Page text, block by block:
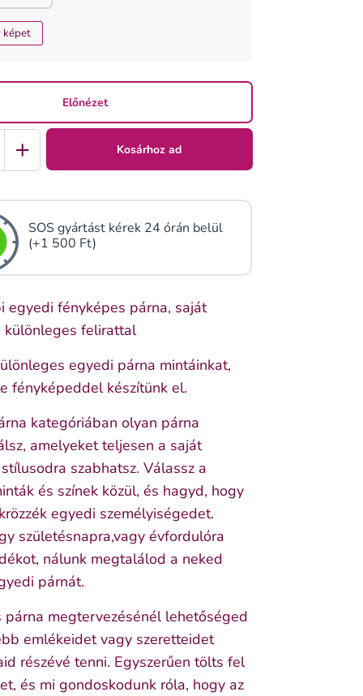
képet
Előnézet
Kosárhoz ad
SOS gyártást kérek 24 órán belül
(+1 500 Ft)
egyedi fényképes párna, saját
különleges felirattal
egyedi párna mintáinkat,
fényképeddel készítünk el.
kategóriában olyan párna
amelyeket teljesen a saját
szabhatsz. Válassz a
és színek közül, és hagyd, hogy
egyedi személyiségedet.
születésnapra,vagy évfordulóra
nálunk megtalálod a neked
párnát.
párna megtervezésénél lehetőséged
emlékeidet vagy szeretteidet
részévé tenni. Egyszerűen tölts fel
és mi gondoskodunk róla, hogy az